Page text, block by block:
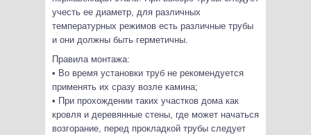
учесть ее диаметр, для различных
температурных режимов есть различные трубы
и они должны быть герметичны.
Правила монтажа:
• Во время установки труб не рекомендуется
применять их сразу возле камина;
• При прохождении таких участков дома как
кровля и деревянные стены, где может начаться
возгорание, перед прокладкой трубы следует